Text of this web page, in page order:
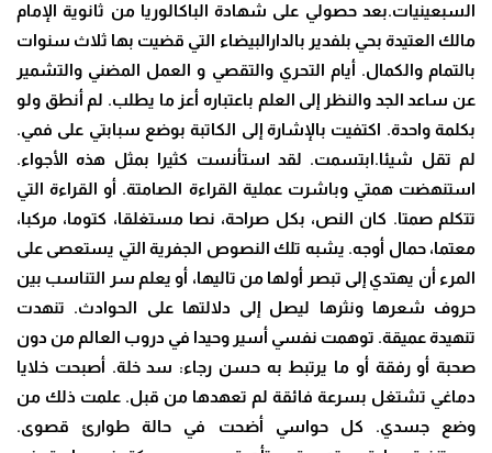
السبعينيات.بعد حصولي على شهادة الباكالوريا من ثانوية الإمام
مالك العتيدة بحي بلفدير بالدارالبيضاء التي قضيت بها ثلاث سنوات
بالتمام والكمال. أيام التحري والتقصي و العمل المضني والتشمير
عن ساعد الجد والنظر إلى العلم باعتباره أعز ما يطلب. لم أنطق ولو
بكلمة واحدة. اكتفيت بالإشارة إلى الكاتبة بوضع سبابتي على فمي.
لم تقل شيئا.ابتسمت. لقد استأنست كثيرا بمثل هذه الأجواء.
استنهضت همتي وباشرت عملية القراءة الصامتة. أو القراءة التي
تتكلم صمتا. كان النص، بكل صراحة، نصا مستغلقا، كتوما، مركبا،
معتما، حمال أوجه. يشبه تلك النصوص الجفرية التي يستعصى على
المرء أن يهتدي إلى تبصر أولها من تاليها، أو يعلم سر التناسب بين
حروف شعرها ونثرها ليصل إلى دلالتها على الحوادث. تنهدت
تنهيدة عميقة. توهمت نفسي أسير وحيدا في دروب العالم من دون
صحبة أو رفقة أو ما يرتبط به حسن رجاء: سد خلة. أصبحت خلايا
دماغي تشتغل بسرعة فائقة لم تعهدها من قبل. علمت ذلك من
وضع جسدي. كل حواسي أضحت في حالة طوارئ قصوى.